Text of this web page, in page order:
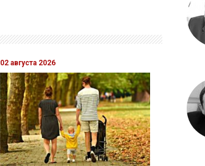
02 августа 2026